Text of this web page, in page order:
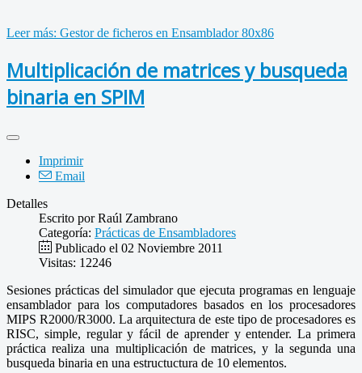
Leer más: Gestor de ficheros en Ensamblador 80x86
Multiplicación de matrices y busqueda
binaria en SPIM
Imprimir
Email
Detalles
Escrito porRaúl Zambrano
Categoría: Prácticas de Ensambladores
Publicado el 02 Noviembre 2011
Visitas: 12246
Sesiones prácticas del simulador que ejecuta programas en lenguaje
ensamblador para los computadores basados en los procesadores
MIPS R2000/R3000. La arquitectura de este tipo de procesadores es
RISC, simple, regular y fácil de aprender y entender. La primera
práctica realiza una multiplicación de matrices, y la segunda una
busqueda binaria en una estructuctura de 10 elementos.